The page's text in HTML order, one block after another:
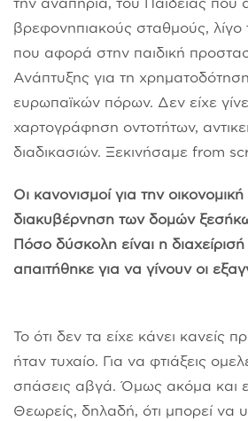
βρεφονηπιακούς σταθμούς, λίγο
που αφορά στην παιδική
Ανάπτυξης για τη
ευρωπαϊκών πόρων. Δεν είχε
χαρτογράφηση οντοτήτων,
διαδικασιών. Ξεκινήσαμε from
Οι κανονισμοί για την οικονομική
διακυβέρνηση των δομών
Πόσο δύσκολη είναι η διαχείρισή
απαιτήθηκε για να γίνουν οι
Το ότι δεν τα είχε κάνει κανείς
ήταν τυχαίο. Για να φτιάξεις
σπάσεις αβγά. Όμως ακόμα και
Θεωρείς, δηλαδή, ότι μπορεί να